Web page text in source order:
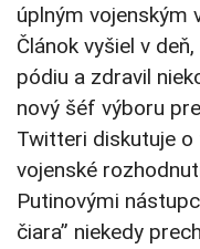
úplným vojenským
Článok vyšiel v
pódiu a zdravil
nový šéf výboru
Twitteri diskutuje o
vojenské
Putinovými
čiara” niekedy